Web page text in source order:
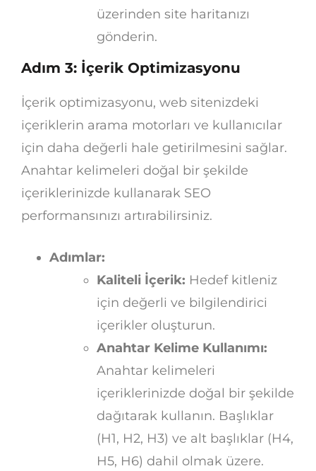
üzerinden site haritanızı
gönderin.
Adım 3: İçerik Optimizasyonu
İçerik optimizasyonu, web sitenizdeki
içeriklerin arama motorları ve kullanıcılar
için daha değerli hale getirilmesini sağlar.
Anahtar kelimeleri doğal bir şekilde
içeriklerinizde kullanarak SEO
performansınızı artırabilirsiniz.
Adımlar:
Kaliteli İçerik: Hedef kitleniz
için değerli ve bilgilendirici
içerikler oluşturun.
Anahtar Kelime Kullanımı:
Anahtar kelimeleri
içeriklerinizde doğal bir şekilde
dağıtarak kullanın. Başlıklar
(H1, H2, H3) ve alt başlıklar (H4,
H5, H6) dahil olmak üzere.